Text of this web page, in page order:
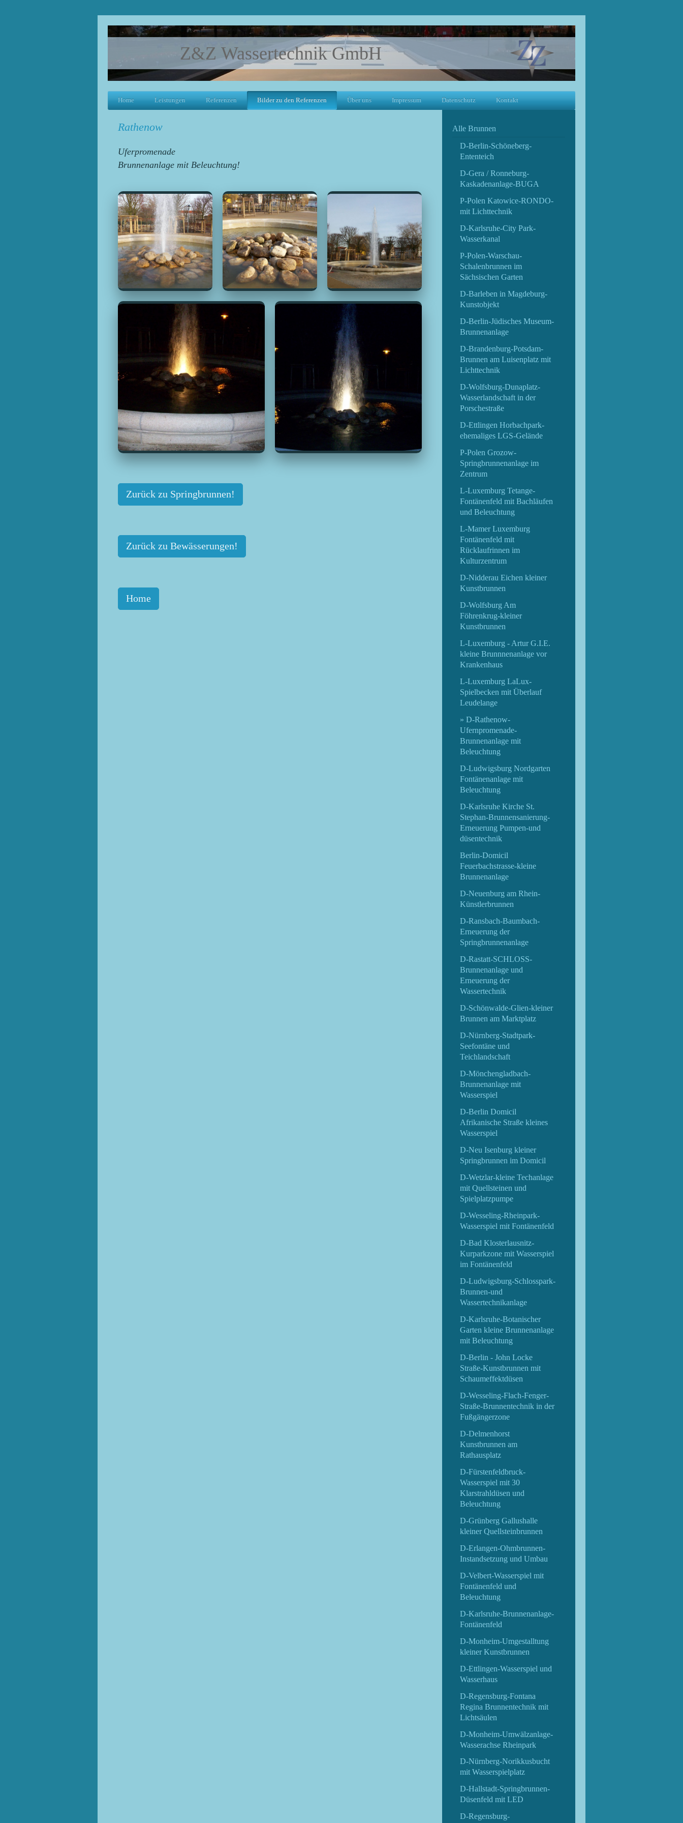
Z&Z Wassertechnik GmbH
Home Leistungen Referenzen Bilder zu den Referenzen Über uns Impressum Datenschutz Kontakt
Rathenow
Uferpromenade
Brunnenanlage mit Beleuchtung!
Zurück zu Springbrunnen!
Zurück zu Bewässerungen!
Home
Alle Brunnen
D-Berlin-Schöneberg-
Ententeich
D-Gera / Ronneburg-
Kaskadenanlage-BUGA
P-Polen Katowice-RONDO-
mit Lichttechnik
D-Karlsruhe-City Park-
Wasserkanal
P-Polen-Warschau-
Schalenbrunnen im
Sächsischen Garten
D-Barleben in Magdeburg-
Kunstobjekt
D-Berlin-Jüdisches Museum-
Brunnenanlage
D-Brandenburg-Potsdam-
Brunnen am Luisenplatz mit
Lichttechnik
D-Wolfsburg-Dunaplatz-
Wasserlandschaft in der
Porschestraße
D-Ettlingen Horbachpark-
ehemaliges LGS-Gelände
P-Polen Grozow-
Springbrunnenanlage im
Zentrum
L-Luxemburg Tetange-
Fontänenfeld mit Bachläufen
und Beleuchtung
L-Mamer Luxemburg
Fontänenfeld mit
Rücklaufrinnen im
Kulturzentrum
D-Nidderau Eichen kleiner
Kunstbrunnen
D-Wolfsburg Am
Föhrenkrug-kleiner
Kunstbrunnen
L-Luxemburg - Artur G.I.E.
kleine Brunnnenanlage vor
Krankenhaus
L-Luxemburg LaLux-
Spielbecken mit Überlauf
Leudelange
D-Rathenow-
Ufernpromenade-
Brunnenanlage mit
Beleuchtung
D-Ludwigsburg Nordgarten
Fontänenanlage mit
Beleuchtung
D-Karlsruhe Kirche St.
Stephan-Brunnensanierung-
Erneuerung Pumpen-und
düsentechnik
Berlin-Domicil
Feuerbachstrasse-kleine
Brunnenanlage
D-Neuenburg am Rhein-
Künstlerbrunnen
D-Ransbach-Baumbach-
Erneuerung der
Springbrunnenanlage
D-Rastatt-SCHLOSS-
Brunnenanlage und
Erneuerung der
Wassertechnik
D-Schönwalde-Glien-kleiner
Brunnen am Marktplatz
D-Nürnberg-Stadtpark-
Seefontäne und
Teichlandschaft
D-Mönchengladbach-
Brunnenanlage mit
Wasserspiel
D-Berlin Domicil
Afrikanische Straße kleines
Wasserspiel
D-Neu Isenburg kleiner
Springbrunnen im Domicil
D-Wetzlar-kleine Techanlage
mit Quellsteinen und
Spielplatzpumpe
D-Wesseling-Rheinpark-
Wasserspiel mit Fontänenfeld
D-Bad Klosterlausnitz-
Kurparkzone mit Wasserspiel
im Fontänenfeld
D-Ludwigsburg-Schlosspark-
Brunnen-und
Wassertechnikanlage
D-Karlsruhe-Botanischer
Garten kleine Brunnenanlage
mit Beleuchtung
D-Berlin - John Locke
Straße-Kunstbrunnen mit
Schaumeffektdüsen
D-Wesseling-Flach-Fenger-
Straße-Brunnentechnik in der
Fußgängerzone
D-Delmenhorst
Kunstbrunnen am
Rathausplatz
D-Fürstenfeldbruck-
Wasserspiel mit 30
Klarstrahldüsen und
Beleuchtung
D-Grünberg Gallushalle
kleiner Quellsteinbrunnen
D-Erlangen-Ohmbrunnen-
Instandsetzung und Umbau
D-Velbert-Wasserspiel mit
Fontänenfeld und
Beleuchtung
D-Karlsruhe-Brunnenanlage-
Fontänenfeld
D-Monheim-Umgestalltung
kleiner Kunstbrunnen
D-Ettlingen-Wasserspiel und
Wasserhaus
D-Regensburg-Fontana
Regina Brunnentechnik mit
Lichtsäulen
D-Monheim-Umwälzanlage-
Wasserachse Rheinpark
D-Nürnberg-Norikkusbucht
mit Wasserspielplatz
D-Hallstadt-Springbrunnen-
Düsenfeld mit LED
D-Regensburg-